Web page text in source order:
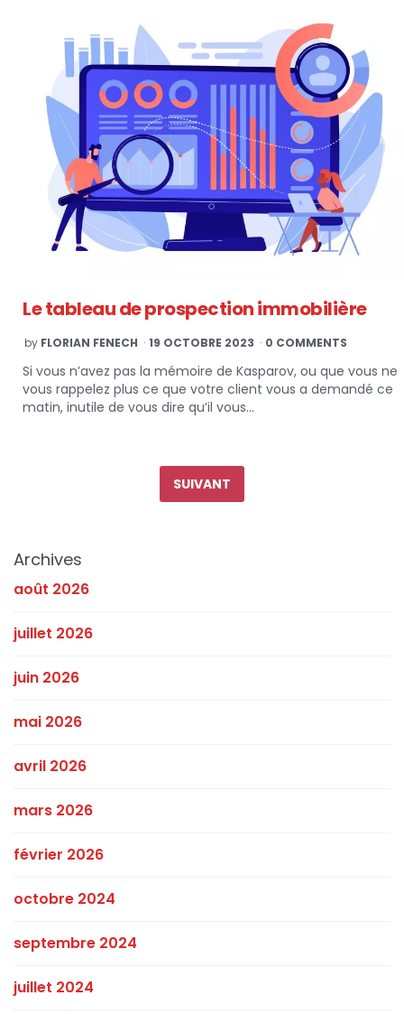
Le tableau de prospection immobilière
POSTED
BY
by FLORIAN FENECH 19 OCTOBRE 2023 0 COMMENTS
Si vous n’avez pas la mémoire de Kasparov, ou que vous ne
vous rappelez plus ce que votre client vous a demandé ce
matin, inutile de vous dire qu’il vous…
SUIVANT
Archives
août 2026
juillet 2026
juin 2026
mai 2026
avril 2026
mars 2026
février 2026
octobre 2024
septembre 2024
juillet 2024